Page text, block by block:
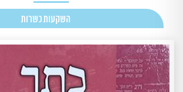
השקעות כשרות